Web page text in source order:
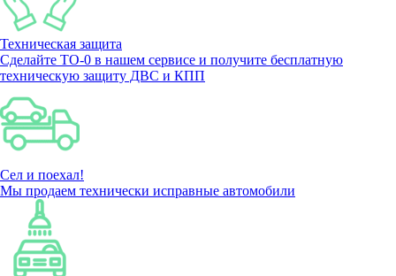
Техническая защита
Сделайте ТО-0 в нашем сервисе и получите бесплатную
техническую защиту ДВС и КПП
Сел и поехал!
Мы продаем технически исправные автомобили